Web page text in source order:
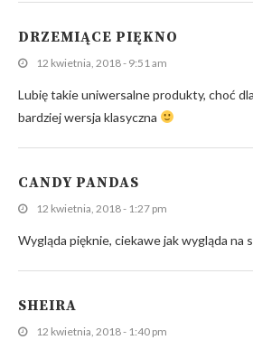
DRZEMIĄCE PIĘKNO
12 kwietnia, 2018 - 9:51 am
Lubię takie uniwersalne produkty, choć
bardziej wersja klasyczna
CANDY PANDAS
12 kwietnia, 2018 - 1:27 pm
Wygląda pięknie, ciekawe jak wygląda na
SHEIRA
12 kwietnia, 2018 - 1:40 pm